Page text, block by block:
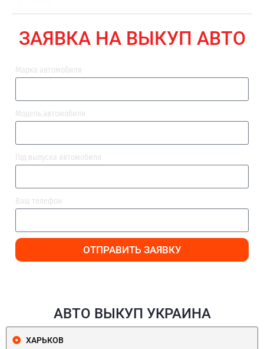
ЗАЯВКА НА ВЫКУП АВТО
Марка автомобиля
Модель автомобиля
Год выпуска автомобиля
Ваш телефон
ОТПРАВИТЬ ЗАЯВКУ
АВТО ВЫКУП УКРАИНА
ХАРЬКОВ